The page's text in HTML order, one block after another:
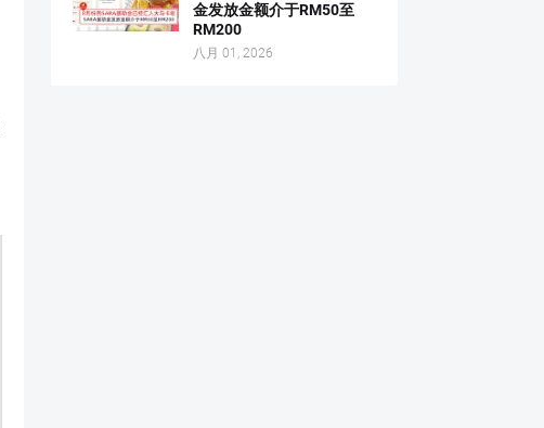
金发放金额介于RM50至
RM200
八月 01, 2026